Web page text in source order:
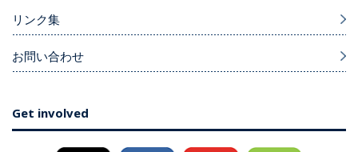
リンク集
お問い合わせ
Get involved